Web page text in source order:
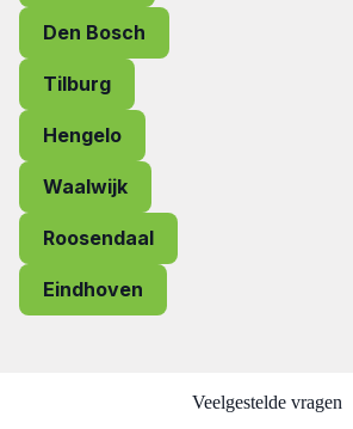
Den Bosch
Tilburg
Hengelo
Waalwijk
Roosendaal
Eindhoven
Veelgestelde vragen